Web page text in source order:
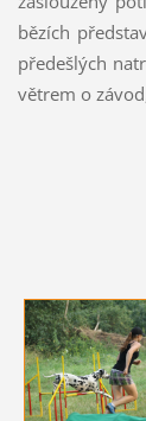
bězích
předešlých
větrem o